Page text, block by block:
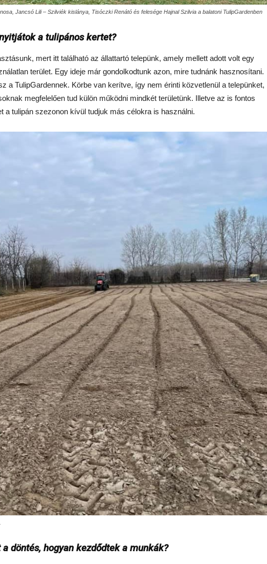
Jancsó Lili – Szilviék kislánya, Tisóczki Renátó és felesége Hajnal Szilvia a balatoni TulipGardenben
a tulipános kertet?
mert itt található az állattartó telepünk, amely mellett adott volt egy
terület. Egy ideje már gondolkodtunk azon, mire tudnánk hasznosítani.
a TulipGardennek. Körbe van kerítve, így nem érinti közvetlenül a telepünket,
megfelelően tud külön működni mindkét területünk. Illetve az is fontos
a tulipán szezonon kívül tudjuk más célokra is használni.
döntés, hogyan kezdődtek a munkák?